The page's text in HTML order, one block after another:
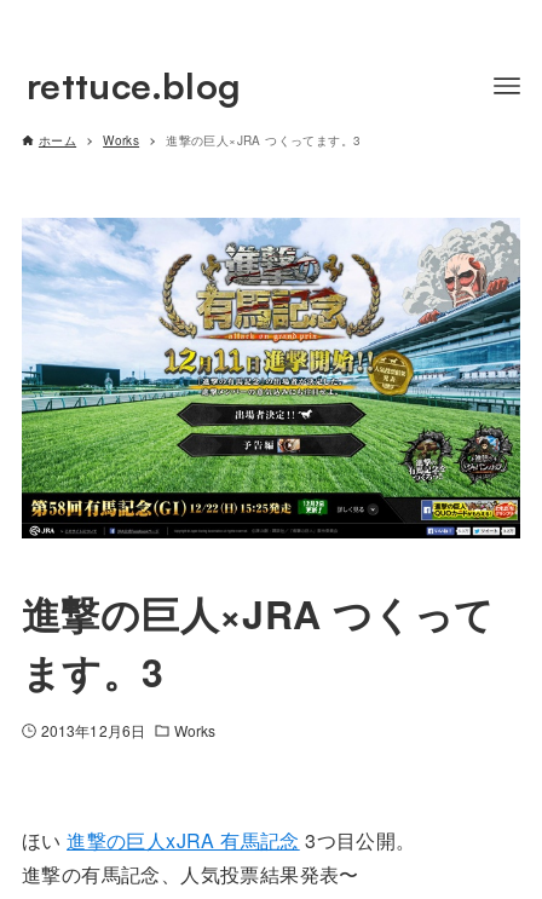
rettuce.blog
ホーム Works 進撃の巨人×JRA つくってます。3
進撃の巨人×JRA つくって
ます。3
2013年12月6日 Works
ほい進撃の巨人xJRA 有馬記念 3つ目公開。
進撃の有馬記念、人気投票結果発表〜